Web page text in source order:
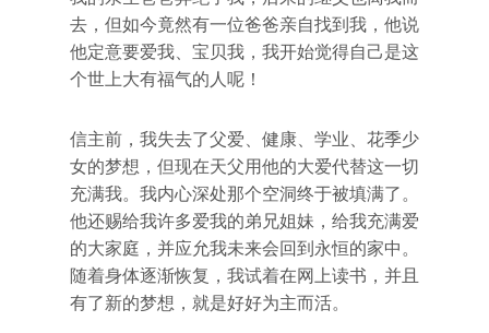
去，但如今竟然有一位爸爸亲自找到我，他说
他定意要爱我、宝贝我，我开始觉得自己是这
个世上大有福气的人呢！
信主前，我失去了父爱、健康、学业、花季少
女的梦想，但现在天父用他的大爱代替这一切
充满我。我内心深处那个空洞终于被填满了。
他还赐给我许多爱我的弟兄姐妹，给我充满爱
的大家庭，并应允我未来会回到永恒的家中。
随着身体逐渐恢复，我试着在网上读书，并且
有了新的梦想，就是好好为主而活。